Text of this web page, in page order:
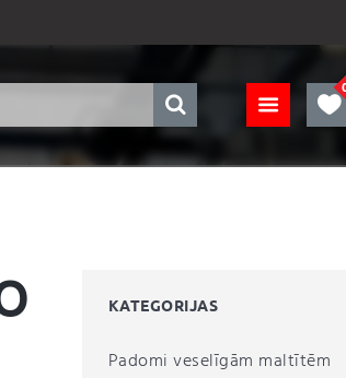
KATEGORIJAS
Padomi veselīgām maltītēm